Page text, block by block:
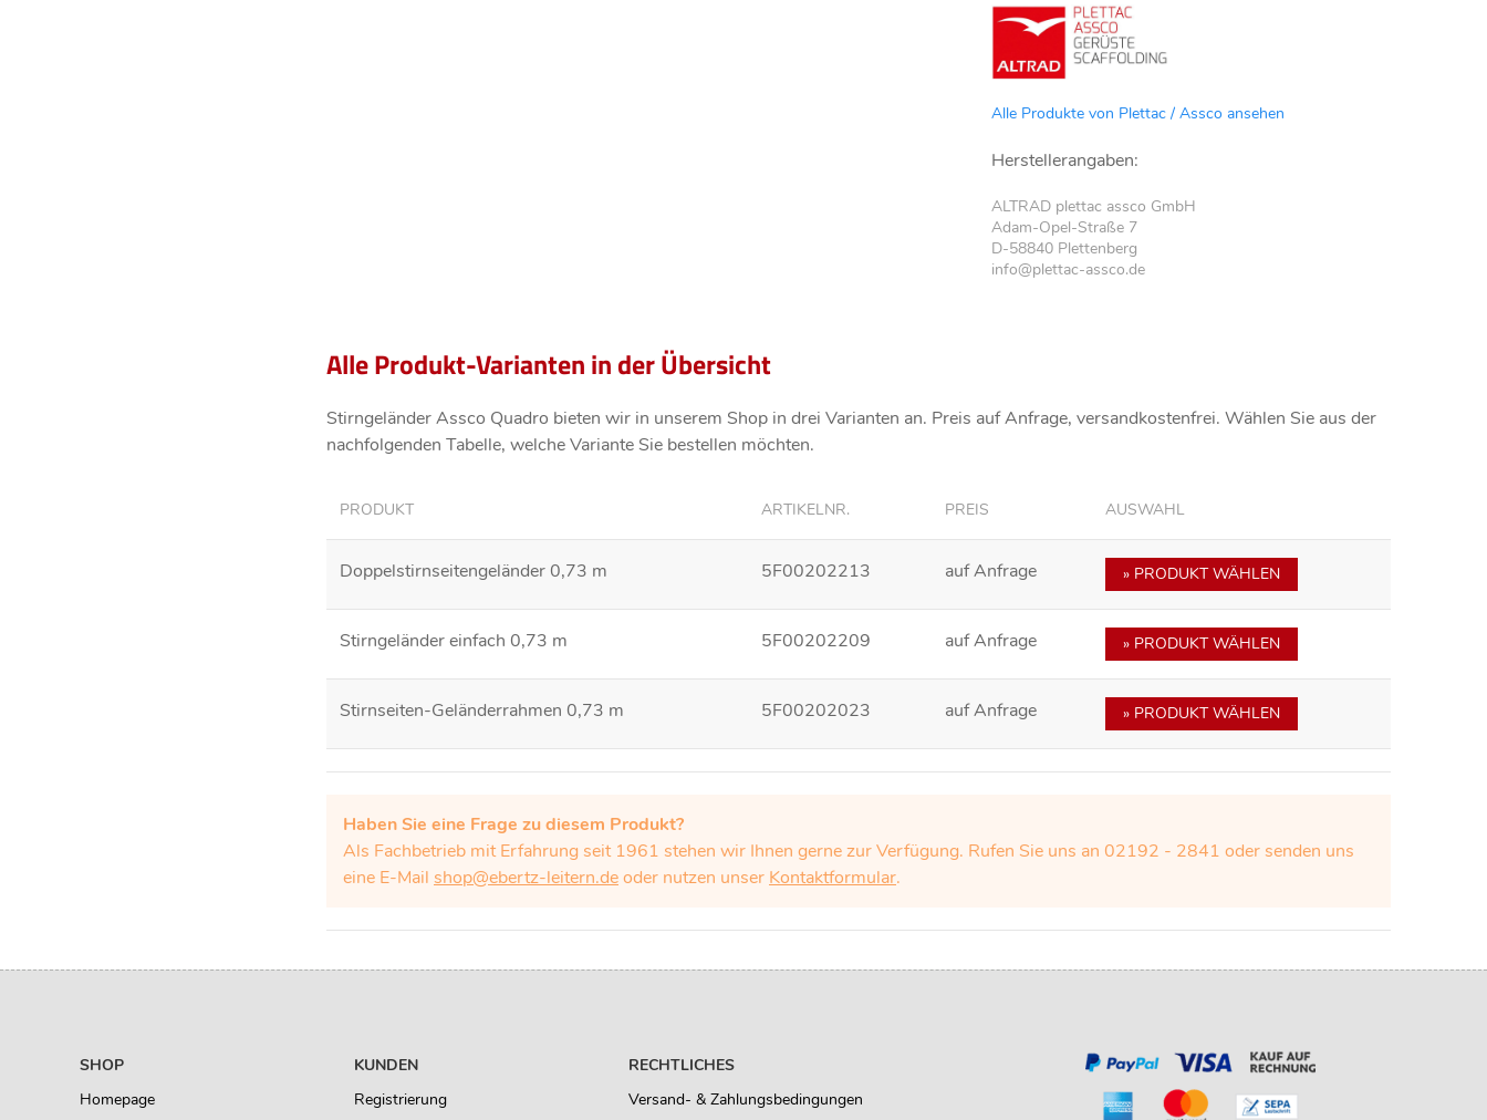
Alle Produkte von Plettac / Assco ansehen
Herstellerangaben:
ALTRAD plettac assco GmbH
Adam-Opel-Straße 7
D-58840 Plettenberg
info@plettac-assco.de
Alle Produkt-Varianten in der Übersicht
Stirngeländer Assco Quadro bieten wir in unserem Shop in drei Varianten an. Preis auf Anfrage, versandkostenfrei. Wählen Sie aus der
nachfolgenden Tabelle, welche Variante Sie bestellen möchten.
PRODUKT ARTIKELNR. PREIS AUSWAHL
Doppelstirnseitengeländer 0,73 m 5F00202213 auf Anfrage » PRODUKT WÄHLEN
Stirngeländer einfach 0,73 m 5F00202209 auf Anfrage » PRODUKT WÄHLEN
Stirnseiten-Geländerrahmen 0,73 m 5F00202023 auf Anfrage » PRODUKT WÄHLEN
Haben Sie eine Frage zu diesem Produkt?
Als Fachbetrieb mit Erfahrung seit 1961 stehen wir Ihnen gerne zur Verfügung. Rufen Sie uns an 02192 - 2841 oder senden uns
eine E-Mail shop@ebertz-leitern.deoder nutzen unser Kontaktformular.
SHOP
Homepage
KUNDEN
Registrierung
RECHTLICHES
Versand- & Zahlungsbedingungen